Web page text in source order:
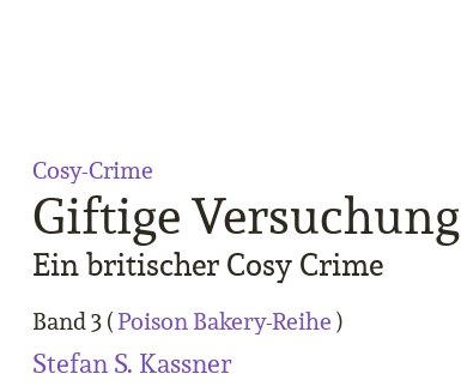
Giftige Versuchung
Ein britischer Cosy Crime
Band 3 (Poison Bakery-Reihe)
Stefan S. Kassner
Cosy-Crime